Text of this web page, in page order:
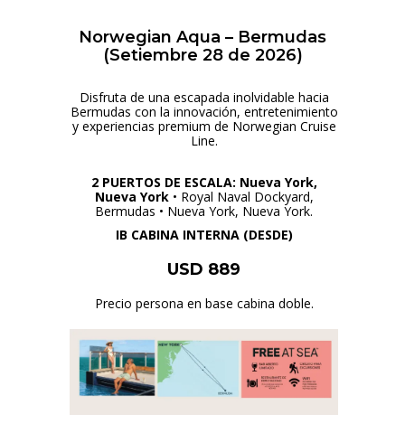
Norwegian Aqua – Bermudas
(Setiembre 28 de 2026)
Disfruta de una escapada inolvidable hacia
Bermudas con la innovación, entretenimiento
y experiencias premium de Norwegian Cruise
Line.
2 PUERTOS DE ESCALA: Nueva York,
Nueva York • Royal Naval Dockyard,
Bermudas • Nueva York, Nueva York.
IB CABINA INTERNA (DESDE)
USD 889
Precio persona en base cabina doble.